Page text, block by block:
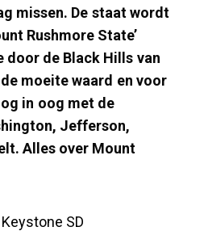
missen. De staat wordt
Rushmore State’
door de Black Hills van
moeite waard en voor
in oog met de
Jefferson,
Alles over Mount
SD